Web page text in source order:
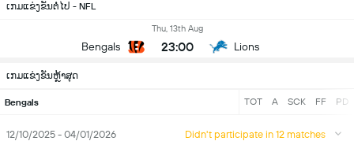
ເກມແຂ່ງຂັນຕໍ່ໄປ - NFL
Bengals
Thu, 13th Aug
23:00 Lions
ເກມແຂ່ງຂັນຫຼ້າສຸດ
Bengals TOT A SCK FF PD
12/10/2025 - 04/01/2026 Didn't participate in 12 matches